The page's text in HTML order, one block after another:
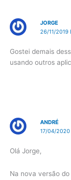
JORGE
26/11/2019
Gostei demais
usando outros
ANDRÉ
17/04/2020
Olá Jorge,
Na nova versão